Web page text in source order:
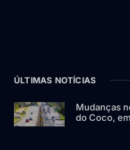
ÚLTIMAS NOTÍCIAS
Mudanças
do Coco,